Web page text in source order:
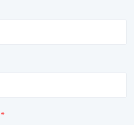
*